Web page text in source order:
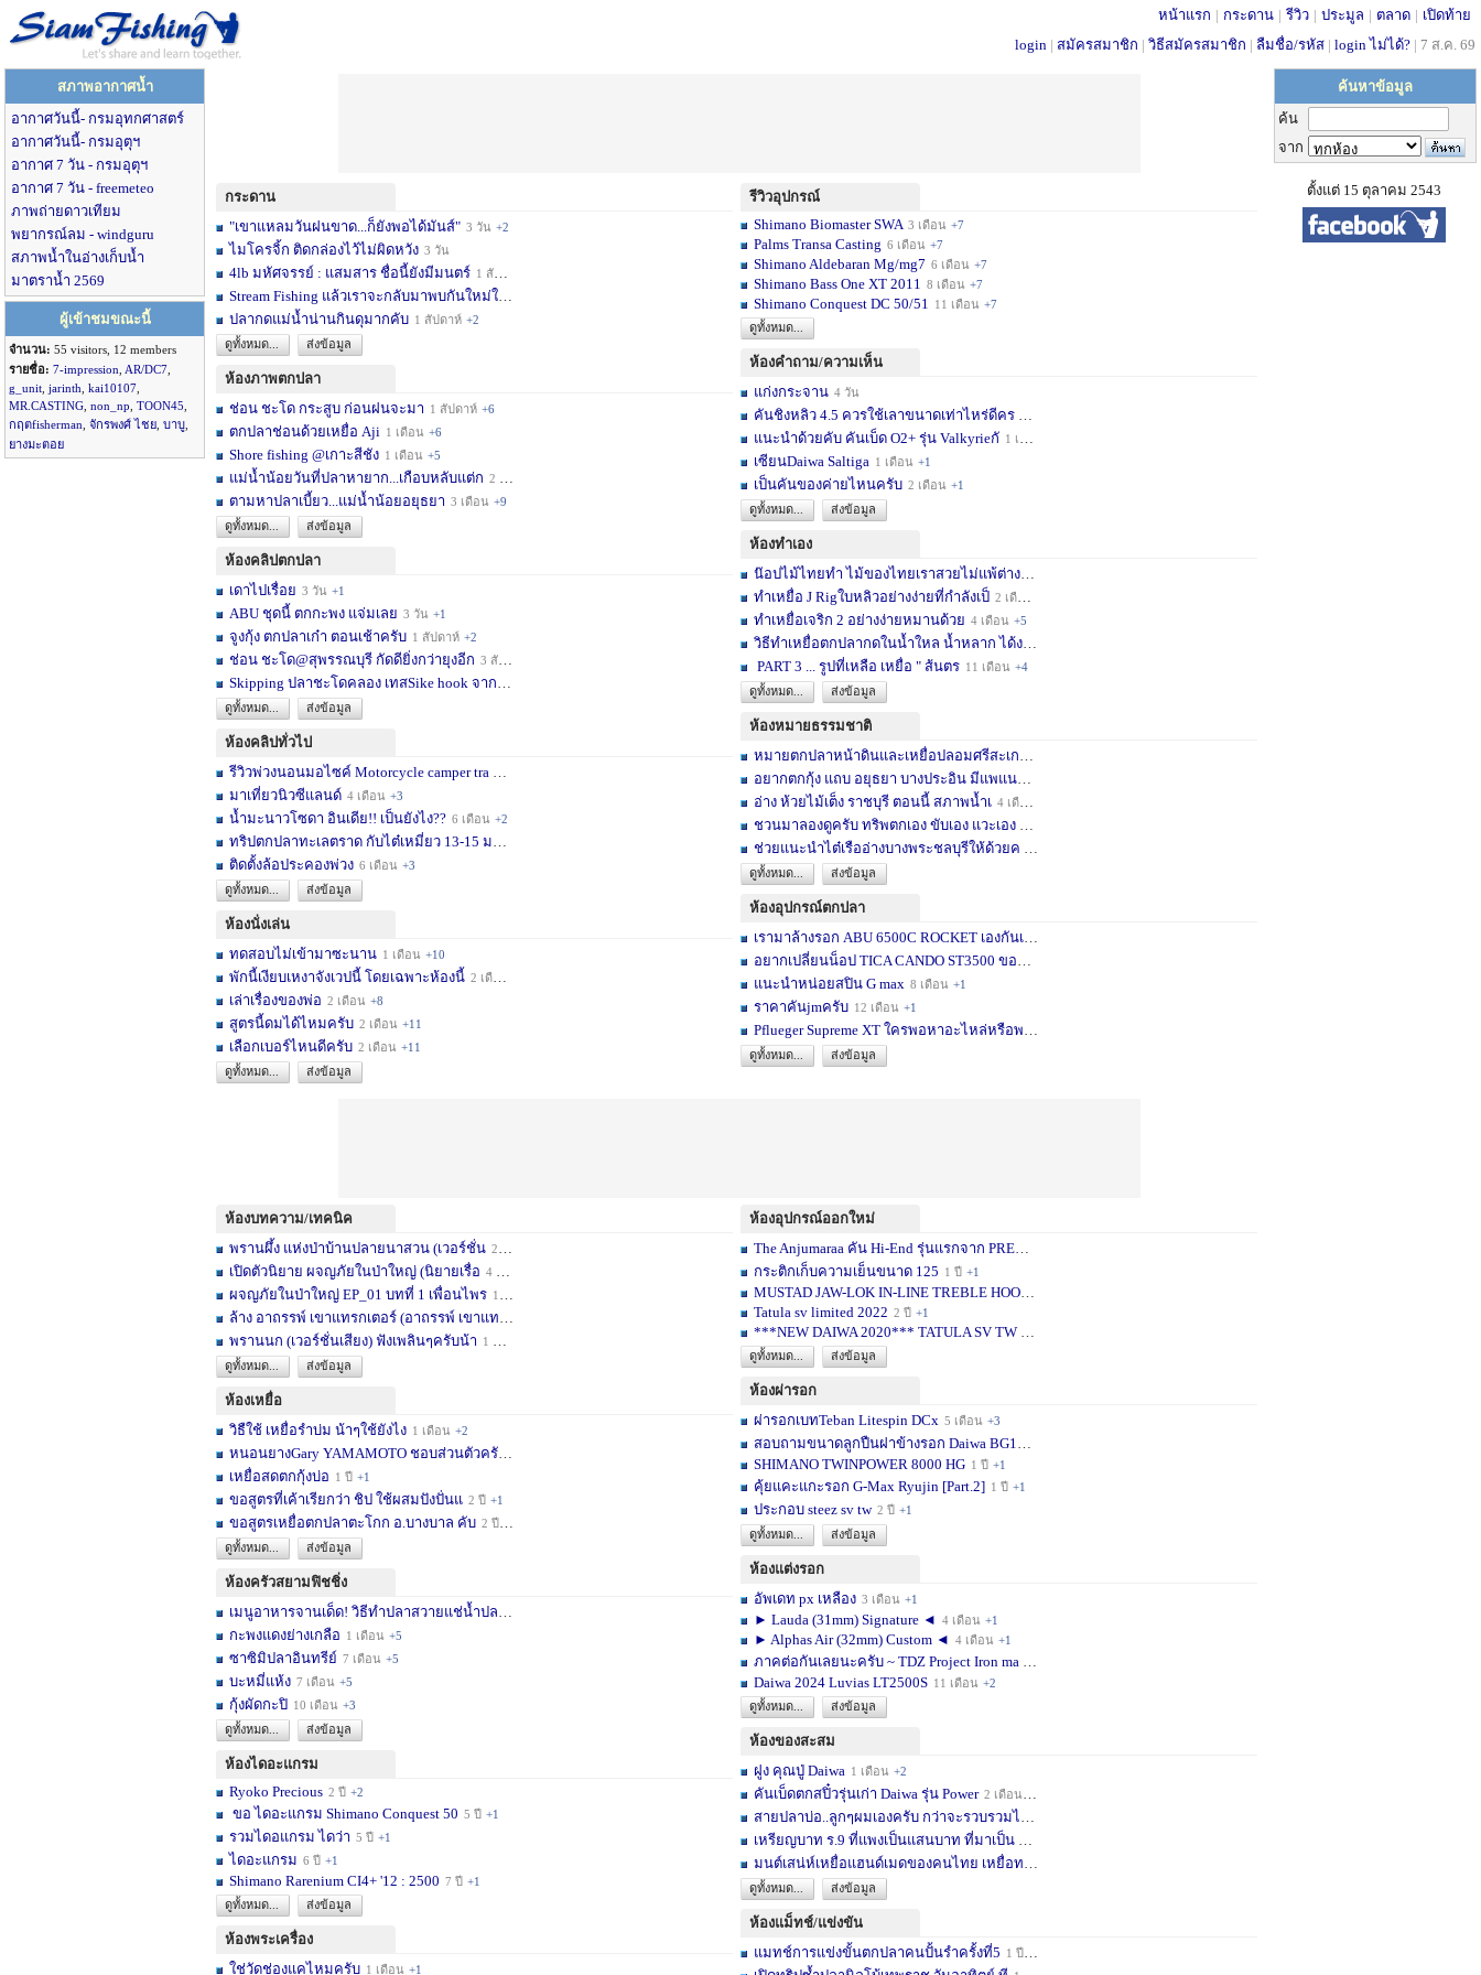
หน้าแรก | กระดาน | รีวิว | ประมูล | ตลาด | เปิดท้าย
login | สมัครสมาชิก | วิธีสมัครสมาชิก | ลืมชื่อ/รหัส | login ไม่ได้? | 7 ส.ค. 69
สภาพอากาศน้ำ
อากาศวันนี้- กรมอุทกศาสตร์
อากาศวันนี้- กรมอุตุฯ
อากาศ 7 วัน - กรมอุตุฯ
อากาศ 7 วัน - freemeteo
ภาพถ่ายดาวเทียม
พยากรณ์ลม - windguru
สภาพน้ำในอ่างเก็บน้ำ
มาตราน้ำ 2569
ผู้เข้าชมขณะนี้
จำนวน: 55 visitors, 12 members
รายชื่อ: 7-impression AR/DC7
g_unit jarinth kai10107
MR.CASTING non_np TOON45
กฤตfisherman จักรพงศ์ ไชย บาบู
ยางมะตอย
กระดาน
"เขาแหลมวันฝนขาด...ก็ยังพอได้มันส์" 3 วัน +2
ไมโครจิ้ก ติดกล่องไว้ไม่ผิดหวัง 3 วัน
4lb มหัศจรรย์ : แสมสาร ชื่อนี้ยังมีมนตร์ 1 สัปดาห์
Stream Fishing แล้วเราจะกลับมาพบกันใหม่ใ
ปลากดแม่น้ำน่านกินดุมากคับ 1 สัปดาห์ +2
ดูทั้งหมด...
ส่งข้อมูล
ห้องภาพตกปลา
ช่อน ชะโด กระสูบ ก่อนฝนจะมา 1 สัปดาห์ +6
ตกปลาช่อนด้วยเหยื่อ Aji 1 เดือน +6
Shore fishing @เกาะสีชัง 1 เดือน +5
แม่น้ำน้อยวันที่ปลาหายาก...เกือบหลับแต่ก 2 เดือน
ตามหาปลาเบี้ยว...แม่น้ำน้อยอยุธยา 3 เดือน +9
ดูทั้งหมด...
ส่งข้อมูล
ห้องคลิปตกปลา
เดาไปเรื่อย 3 วัน +1
ABU ชุดนี้ ตกกะพง แจ่มเลย 3 วัน +1
จูงกุ้ง ตกปลาเก๋า ตอนเช้าครับ 1 สัปดาห์ +2
ช่อน ชะโด@สุพรรณบุรี กัดดียิ่งกว่ายุงอีก 3 สัปดาห์
Skipping ปลาชะโดคลอง เทสSike hook จากLF
ดูทั้งหมด...
ส่งข้อมูล
ห้องคลิปทั่วไป
รีวิวพ่วงนอนมอไซค์ Motorcycle camper tra
มาเที่ยวนิวซีแลนด์ 4 เดือน +3
น้ำมะนาวโซดา อินเดีย!! เป็นยังไง?? 6 เดือน +2
ทริปตกปลาทะเลตราด กับไต๋เหมี่ยว 13-15 มก
ติดตั้งล้อประคองพ่วง 6 เดือน +3
ดูทั้งหมด...
ส่งข้อมูล
ห้องนั่งเล่น
ทดสอบไม่เข้ามาซะนาน 1 เดือน +10
พักนี้เงียบเหงาจังเวปนี้ โดยเฉพาะห้องนี้ 2 เดือน
เล่าเรื่องของพ่อ 2 เดือน +8
สูตรนี้ดมได้ไหมครับ 2 เดือน +11
เลือกเบอร์ไหนดีครับ 2 เดือน +11
ดูทั้งหมด...
ส่งข้อมูล
รีวิวอุปกรณ์
Shimano Biomaster SWA 3 เดือน +7
Palms Transa Casting 6 เดือน +7
Shimano Aldebaran Mg/mg7 6 เดือน +7
Shimano Bass One XT 2011 8 เดือน +7
Shimano Conquest DC 50/51 11 เดือน +7
ดูทั้งหมด...
ห้องคำถาม/ความเห็น
แก่งกระจาน 4 วัน
คันชิงหลิว 4.5 ควรใช้เลาขนาดเท่าไหร่ดีคร
แนะนำด้วยคับ คันเบ็ด O2+ รุ่น Valkyrieกั 1 เดือน
เซียนDaiwa Saltiga 1 เดือน +1
เป็นคันของค่ายไหนครับ 2 เดือน +1
ดูทั้งหมด...
ส่งข้อมูล
ห้องทำเอง
น๊อปไม้ไทยทำ ไม้ของไทยเราสวยไม่แพ้ต่างชา
ทำเหยื่อ J Rigใบหลิวอย่างง่ายที่กำลังเป็ 2 เดือน
ทำเหยื่อเจริก 2 อย่างง่ายหมานด้วย 4 เดือน +5
วิธีทำเหยื่อตกปลากดในน้ำใหล น้ำหลาก ได้ง
PART 3 ... รูปที่เหลือ เหยื่อ " ส้นตร 11 เดือน +4
ดูทั้งหมด...
ส่งข้อมูล
ห้องหมายธรรมชาติ
หมายตกปลาหน้าดินและเหยื่อปลอมศรีสะเกษครั
อยากตกกุ้ง แถบ อยุธยา บางประอิน มีแพแนะน
อ่าง ห้วยไม้เต็ง ราชบุรี ตอนนี้ สภาพน้ำเ 4 เดือน
ชวนมาลองดูครับ ทริพตกเอง ขับเอง แวะเอง จ
ช่วยแนะนำไต๋เรืออ่างบางพระชลบุรีให้ด้วยค
ดูทั้งหมด...
ส่งข้อมูล
ห้องอุปกรณ์ตกปลา
เรามาล้างรอก ABU 6500C ROCKET เองกันเถอ
อยากเปลี่ยนน็อป TICA CANDO ST3500 ขอคำแน
แนะนำหน่อยสปิน G max 8 เดือน +1
ราคาคันjmครับ 12 เดือน +1
Pflueger Supreme XT ใครพอหาอะไหล่หรือพอซ
ดูทั้งหมด...
ส่งข้อมูล
ห้องบทความ/เทคนิค
พรานผึ้ง แห่งป่าบ้านปลายนาสวน (เวอร์ชั่น 2 เดือน
เปิดตัวนิยาย ผจญภัยในป่าใหญ่ (นิยายเรื่อ 4 เดือน
ผจญภัยในป่าใหญ่ EP_01 บทที่ 1 เพื่อนไพร 11 เดือน
ล้าง อาถรรพ์ เขาแทรกเตอร์ (อาถรรพ์ เขาแท
พรานนก (เวอร์ชั่นเสียง) ฟังเพลินๆครับน้า 1 ปี
ดูทั้งหมด...
ส่งข้อมูล
ห้องเหยื่อ
วิธืใช้ เหยื่อรำบ่ม น้าๆใช้ยังไง 1 เดือน +2
หนอนยางGary YAMAMOTO ชอบส่วนตัวครับ... เ
เหยื่อสดตกกุ้งบ่อ 1 ปี +1
ขอสูตรที่เค้าเรียกว่า ชิป ใช้ผสมปังปั่นแ 2 ปี +1
ขอสูตรเหยื่อตกปลาตะโกก อ.บางบาล คับ 2 ปี
ดูทั้งหมด...
ส่งข้อมูล
ห้องครัวสยามฟิชชิ่ง
เมนูอาหารจานเด็ด! วิธีทำปลาสวายแช่น้ำปลา
กะพงแดงย่างเกลือ 1 เดือน +5
ซาซิมิปลาอินทรีย์ 7 เดือน +5
บะหมี่แห้ง 7 เดือน +5
กุ้งผัดกะปิ 10 เดือน +3
ดูทั้งหมด...
ส่งข้อมูล
ห้องไดอะแกรม
Ryoko Precious 2 ปี +2
ขอ ไดอะแกรม Shimano Conquest 50 5 ปี +1
รวมไดอแกรม ไดว่า 5 ปี +1
ไดอะแกรม 6 ปี +1
Shimano Rarenium CI4+ '12 : 2500 7 ปี +1
ดูทั้งหมด...
ส่งข้อมูล
ห้องพระเครื่อง
ใช่วัดช่องแคไหมครับ 1 เดือน +1
ห้องอุปกรณ์ออกใหม่
The Anjumaraa คัน Hi-End รุ่นแรกจาก PREY
กระติกเก็บความเย็นขนาด 125 1 ปี +1
MUSTAD JAW-LOK IN-LINE TREBLE HOOK - 5X
Tatula sv limited 2022 2 ปี +1
***NEW DAIWA 2020*** TATULA SV TW
ดูทั้งหมด...
ส่งข้อมูล
ห้องผ่ารอก
ผ่ารอกเบทTeban Litespin DCx 5 เดือน +3
สอบถามขนาดลูกปืนฝาข้างรอก Daiwa BG10
SHIMANO TWINPOWER 8000 HG 1 ปี +1
คุ้ยแคะแกะรอก G-Max Ryujin [Part.2] 1 ปี +1
ประกอบ steez sv tw 2 ปี +1
ดูทั้งหมด...
ส่งข้อมูล
ห้องแต่งรอก
อัพเดท px เหลือง 3 เดือน +1
► Lauda (31mm) Signature ◄ 4 เดือน +1
► Alphas Air (32mm) Custom ◄ 4 เดือน +1
ภาคต่อกันเลยนะครับ ~ TDZ Project Iron ma
Daiwa 2024 Luvias LT2500S 11 เดือน +2
ดูทั้งหมด...
ส่งข้อมูล
ห้องของสะสม
ฝูง คุณปู่ Daiwa 1 เดือน +2
คันเบ็ดตกสปิ๋วรุ่นเก่า Daiwa รุ่น Power 2 เดือน
สายปลาบ่อ..ลูกๆผมเองครับ กว่าจะรวบรวมได้
เหรียญบาท ร.9 ที่แพงเป็นแสนบาท ที่มาเป็น
มนต์เสน่ห์เหยื่อแฮนด์เมดของคนไทย เหยื่อท
ดูทั้งหมด...
ส่งข้อมูล
ห้องแม็ทช์/แข่งขัน
แมทช์การแข่งขั้นตกปลาคนปั้นรำครั้งที่5 1 ปี
ค้นหาข้อมูล
ค้น
จาก
ตั้งแต่ 15 ตุลาคม 2543